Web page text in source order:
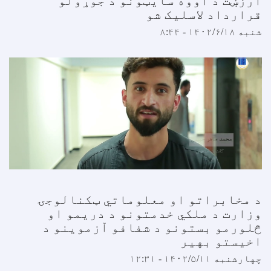
قرارداد لاسلیک شو
شنبه ۱۴۰۲/۶/۱۸ - ۸:۴۴
د مخابراتو او معلوماتي ټکنالوجۍ
وزارت د ملکي خدمتونو د دریمو او
څلورمو بستونو د شفافو آزموینو د
اخیستو بهیر
چهارشنبه ۱۴۰۲/۵/۱۱ - ۱۲:۳۱